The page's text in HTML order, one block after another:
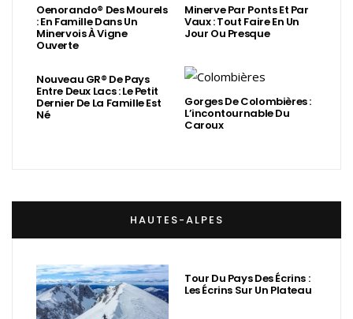
Oenorando® Des Mourels
: En Famille Dans Un
Minervois À Vigne
Ouverte
Minerve Par Ponts Et Par
Vaux : Tout Faire En Un
Jour Ou Presque
Nouveau GR® De Pays
Entre Deux Lacs : Le Petit
Dernier De La Famille Est
Né
Gorges De Colombières :
L’incontournable Du
Caroux
HAUTES-ALPES
Tour Du Pays Des Écrins :
Les Écrins Sur Un Plateau